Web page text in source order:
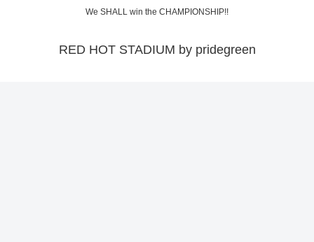
We SHALL win the CHAMPIONSHIP!!
RED HOT STADIUM by pridegreen